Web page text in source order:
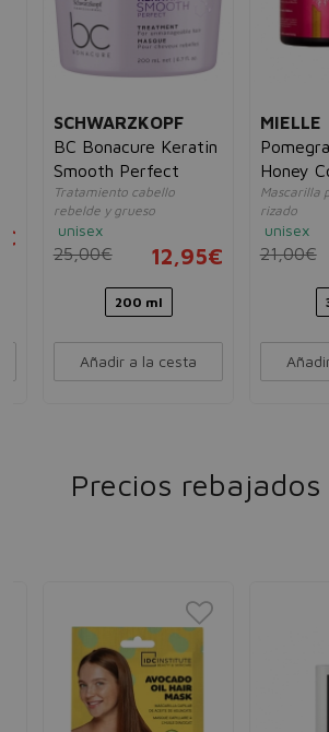
SCHWARZKOPF
BC Bonacure Keratin
Smooth Perfect
Tratamiento cabello
rebelde y grueso
unisex
25,00€ 12,95€
200 ml
Añadir a la cesta
MIELLE
Honey
Custard
Mascarilla
rizado
unisex
21,00€
Precios